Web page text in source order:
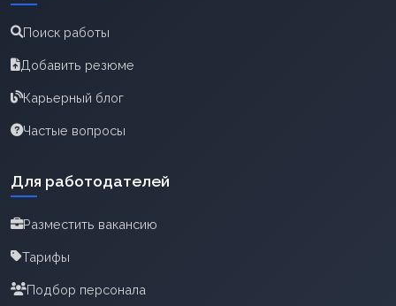
Поиск работы
Добавить резюме
Карьерный блог
Частые вопросы
Для работодателей
Разместить вакансию
Тарифы
Подбор персонала